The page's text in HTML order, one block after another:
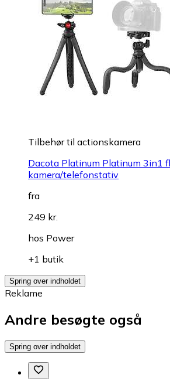
Tilbehør til actionskamera
Dacota Platinum Platinum 3in1
kamera/telefonstativ
fra
249 kr.
hos Power
+1 butik
Spring over indholdet
Reklame
Andre besøgte også
Spring over indholdet